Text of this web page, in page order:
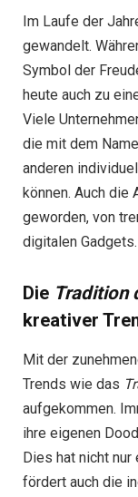
Im Laufe der
gewandelt.
Symbol der
heute auch zu
Viele
die mit dem
anderen
können. Auch
geworden, von
digitalen Gadgets.
Die Tradition
kreativer
Mit der
Trends wie das
aufgekommen.
ihre eigenen
Dies hat nicht
fördert auch die